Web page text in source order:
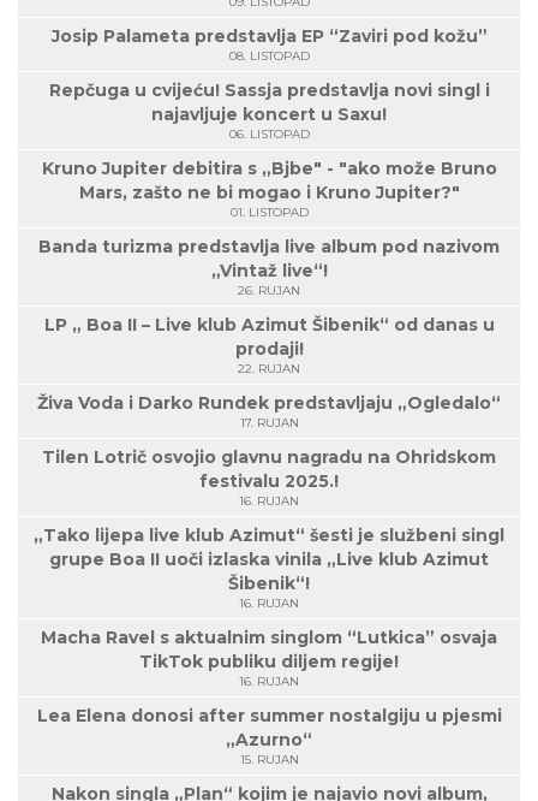
Josip Palameta predstavlja EP “Zaviri pod kožu”
08. LISTOPAD
Repčuga u cvijeću! Sassja predstavlja novi singl i
najavljuje koncert u Saxu!
06. LISTOPAD
Kruno Jupiter debitira s „Bjbe" - "ako može Bruno
Mars, zašto ne bi mogao i Kruno Jupiter?"
01. LISTOPAD
Banda turizma predstavlja live album pod nazivom
„Vintaž live“!
26. RUJAN
LP „ Boa II – Live klub Azimut Šibenik“ od danas u
prodaji!
22. RUJAN
Živa Voda i Darko Rundek predstavljaju „Ogledalo“
17. RUJAN
Tilen Lotrič osvojio glavnu nagradu na Ohridskom
festivalu 2025.!
16. RUJAN
„Tako lijepa live klub Azimut“ šesti je službeni singl
grupe Boa II uoči izlaska vinila „Live klub Azimut
Šibenik“!
16. RUJAN
Macha Ravel s aktualnim singlom “Lutkica” osvaja
TikTok publiku diljem regije!
16. RUJAN
Lea Elena donosi after summer nostalgiju u pjesmi
„Azurno“
15. RUJAN
Nakon singla „Plan“ kojim je najavio novi album,